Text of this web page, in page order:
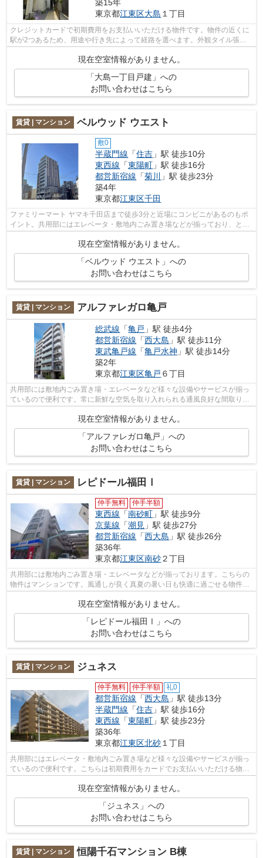
築15年
東京都江東区大島 １丁目
クレジットカードで初期費用をお支払いいただける物件です。物件の近くに
駅が2つあるため、用途や行き先によって経路を選べます。外観タイル張り
は耐久性に優れ、管理の手間も抑えられ...
現在空室情報がありません。
「大島一丁目戸建」への
お問い合わせはこちら
賃貸 | マンション ベルウッド ウエスト
敷0
半蔵門線 「住吉 」駅 徒歩10分
東西線 「東陽町 」駅 徒歩16分
都営新宿線 「菊川
」駅 徒歩23分
築4年
東京都江東区千田
ファミリーマート ヤマキ千田店まで徒歩3分と近場にコンビニがあるのもポ
イント。共用部にはエレベータ・敷地内ごみ置き場などが揃っており、とて
現在空室情報がありません。
「ベルウッド ウエスト」への
お問い合わせはこちら
賃貸 | マンション アルファレガロ亀戸
総武線 「亀戸 」駅 徒歩4分
都営新宿線 「西大島 」駅 徒歩11分
東武亀戸線 「亀戸水神 」駅 徒歩14分
築2年
東京都江東区亀戸 ６丁目
共用部には敷地内ごみ置き場・エレベータなど様々な設備やサービスが揃っ
ているので便利です。常に新鮮な空気を取り入れられる通風良好な間取りの
現在空室情報がありません。
「アルファレガロ亀戸」への
お問い合わせはこちら
賃貸 | マンション レピドール福田Ⅰ
仲手無料 仲手半額
東西線 「南砂町 」駅 徒歩9分
京葉線 「潮見 」駅 徒歩27分
都営新宿線 「西大島 」駅 徒歩26分
築36年
東京都江東区南砂２丁目
共用部には敷地内ごみ置き場・エレベータなどが揃っております。こちらの
物件はマンションです。風通しが良く真夏の暑い日も快適に過ごせる物件で
す。朝に慌てることなく行動するため...
現在空室情報がありません。
「レピドール福田Ⅰ」への
お問い合わせはこちら
賃貸 | マンション ジュネス
仲手無料 仲手半額 礼0
都営新宿線 「西大島 」駅 徒歩13分
半蔵門線 「住吉 」駅 徒歩16分
東西線 「東陽町 」駅 徒歩23分
築36年
東京都江東区北砂１丁目
共用部にはエレベータ・敷地内ごみ置き場など様々な設備やサービスが揃っ
ているので便利です。こちらは初期費用をカードでお支払いいただける物件
現在空室情報がありません。
「ジュネス」への
お問い合わせはこちら
賃貸 | マンション 恒陽千石マンション B棟